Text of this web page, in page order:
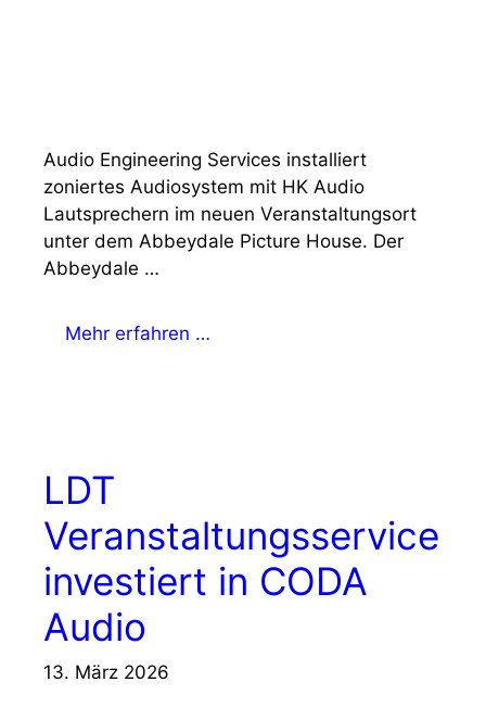
Audio Engineering Services installiert
zoniertes Audiosystem mit HK Audio
Lautsprechern im neuen Veranstaltungsort
unter dem Abbeydale Picture House. Der
Abbeydale …
Mehr erfahren …
LDT
Veranstaltungsservice
investiert in CODA
Audio
13. März 2026